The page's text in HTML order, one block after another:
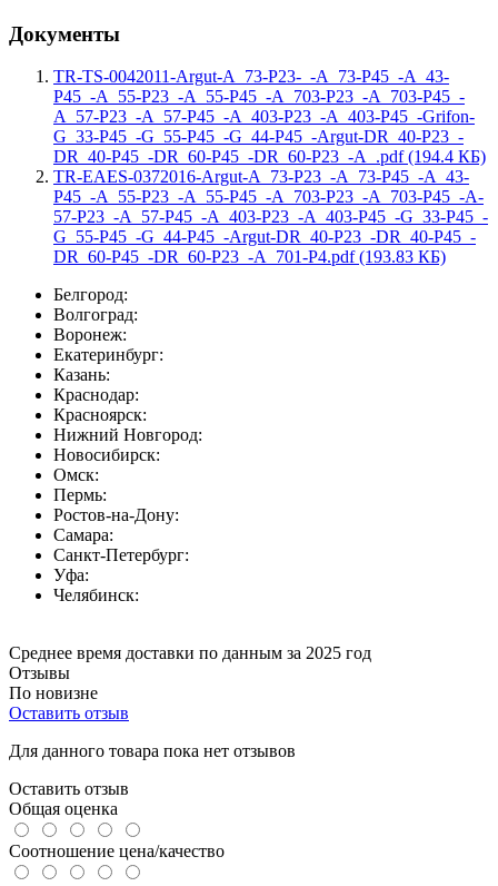
Документы
TR-TS-0042011-Argut-A_73-P23-_-A_73-P45_-A_43-
P45_-A_55-P23_-A_55-P45_-A_703-P23_-A_703-P45_-
A_57-P23_-A_57-P45_-A_403-P23_-A_403-P45_-Grifon-
G_33-P45_-G_55-P45_-G_44-P45_-Argut-DR_40-P23_-
DR_40-P45_-DR_60-P45_-DR_60-P23_-A_.pdf (194.4 КБ)
TR-EAES-0372016-Argut-A_73-P23_-A_73-P45_-A_43-
P45_-A_55-P23_-A_55-P45_-A_703-P23_-A_703-P45_-A-
57-P23_-A_57-P45_-A_403-P23_-A_403-P45_-G_33-P45_-
G_55-P45_-G_44-P45_-Argut-DR_40-P23_-DR_40-P45_-
DR_60-P45_-DR_60-P23_-A_701-P4.pdf (193.83 КБ)
Белгород:
Волгоград:
Воронеж:
Екатеринбург:
Казань:
Краснодар:
Красноярск:
Нижний Новгород:
Новосибирск:
Омск:
Пермь:
Ростов-на-Дону:
Самара:
Санкт-Петербург:
Уфа:
Челябинск:
Среднее время доставки по данным за 2025 год
Отзывы
По новизне
Оставить отзыв
Для данного товара пока нет отзывов
Оставить отзыв
Общая оценка
Соотношение цена/качество